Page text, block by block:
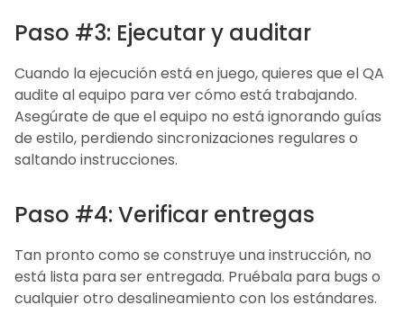
Paso #3: Ejecutar y auditar
Cuando la ejecución está en juego, quieres que el QA
audite al equipo para ver cómo está trabajando.
Asegúrate de que el equipo no está ignorando guías
de estilo, perdiendo sincronizaciones regulares o
saltando instrucciones.
Paso #4: Verificar entregas
Tan pronto como se construye una instrucción, no
está lista para ser entregada. Pruébala para bugs o
cualquier otro desalineamiento con los estándares.